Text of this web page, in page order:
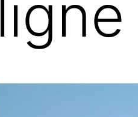
ligne